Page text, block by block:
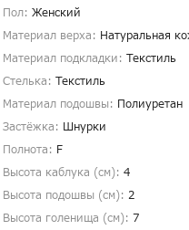
Пол: Женский
Материал верха: Натуральная
Материал подкладки: Текстиль
Стелька: Текстиль
Материал подошвы: Полиуретан
Застёжка: Шнурки
Полнота: F
Высота каблука (см): 4
Высота подошвы (см): 2
Высота голенища (cм): 7